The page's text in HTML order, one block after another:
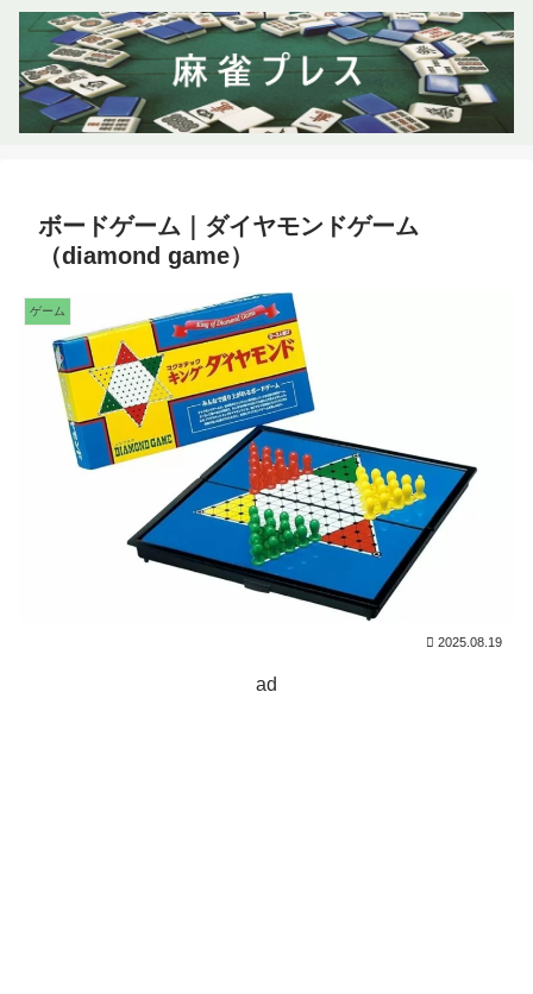
ボードゲーム｜ダイヤモンドゲーム
（diamond game）
ゲーム
2025.08.19
ad